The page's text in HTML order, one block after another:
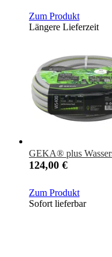
Zum Produkt
Längere Lieferzeit
GEKA® plus
124,00 €
Zum Produkt
Sofort lieferbar